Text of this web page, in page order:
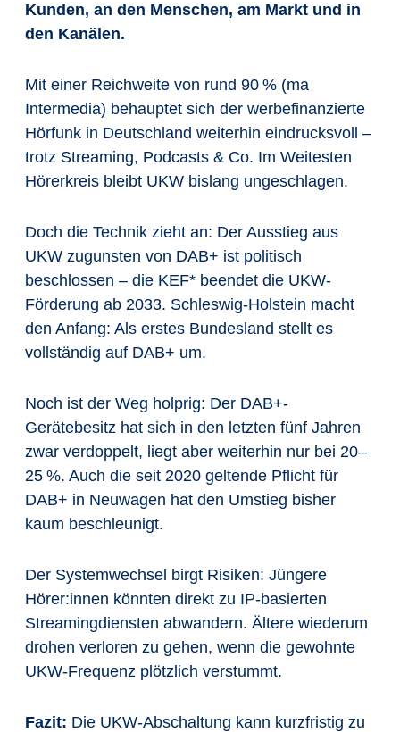
Kunden, an den Menschen, am Markt und in
den Kanälen.
Mit einer Reichweite von rund 90 % (ma
Intermedia) behauptet sich der werbefinanzierte
Hörfunk in Deutschland weiterhin eindrucksvoll –
trotz Streaming, Podcasts & Co. Im Weitesten
Hörerkreis bleibt UKW bislang ungeschlagen.
Doch die Technik zieht an: Der Ausstieg aus
UKW zugunsten von DAB+ ist politisch
beschlossen – die KEF* beendet die UKW-
Förderung ab 2033. Schleswig-Holstein macht
den Anfang: Als erstes Bundesland stellt es
vollständig auf DAB+ um.
Noch ist der Weg holprig: Der DAB+-
Gerätebesitz hat sich in den letzten fünf Jahren
zwar verdoppelt, liegt aber weiterhin nur bei 20–
25 %. Auch die seit 2020 geltende Pflicht für
DAB+ in Neuwagen hat den Umstieg bisher
kaum beschleunigt.
Der Systemwechsel birgt Risiken: Jüngere
Hörer:innen könnten direkt zu IP-basierten
Streamingdiensten abwandern. Ältere wiederum
drohen verloren zu gehen, wenn die gewohnte
UKW-Frequenz plötzlich verstummt.
Fazit: Die UKW-Abschaltung kann kurzfristig zu